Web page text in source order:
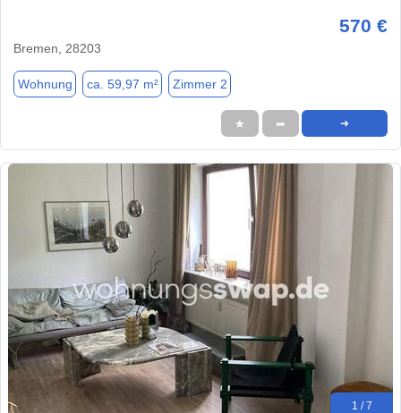
570 €
Bremen, 28203
Wohnung ca. 59,97 m² Zimmer 2
★ ➦ ➜
1 / 7